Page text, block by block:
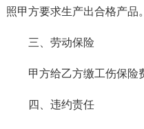
照甲方要求生产出合格产品。
三、劳动保险
甲方给乙方缴工伤保险
四、违约责任